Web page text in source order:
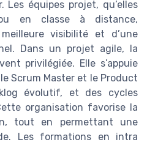
Les équipes projet, qu’elles
en classe à distance,
visibilité et d’une
Dans un projet agile, la
privilégiée. Elle s’appuie
Scrum Master et le Product
évolutif, et des cycles
organisation favorise la
tout en permettant une
Les formations en intra